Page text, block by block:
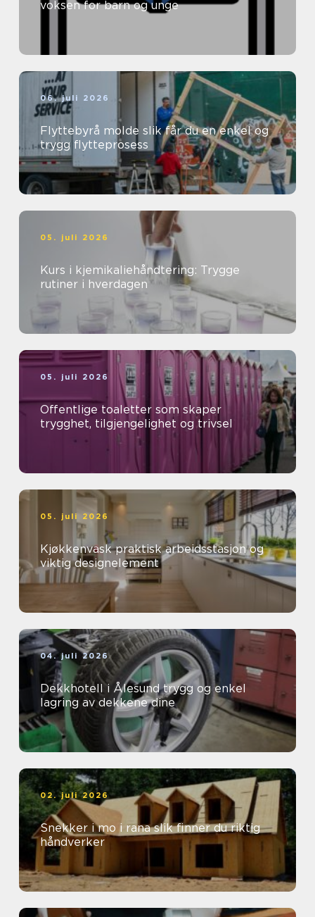
voksen for barn og unge
06. juli 2026
Flyttebyrå molde slik får du en enkel og
trygg flytteprosess
05. juli 2026
Kurs i kjemikaliehåndtering: Trygge
rutiner i hverdagen
05. juli 2026
Offentlige toaletter som skaper
trygghet, tilgjengelighet og trivsel
05. juli 2026
Kjøkkenvask praktisk arbeidsstasjon og
viktig designelement
04. juli 2026
Dekkhotell i Ålesund trygg og enkel
lagring av dekkene dine
02. juli 2026
Snekker i mo i rana slik finner du riktig
håndverker